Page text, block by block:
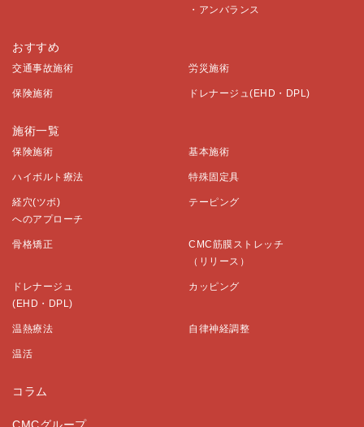
・アンバランス
おすすめ
交通事故施術 労災施術
保険施術 ドレナージュ(EHD・DPL)
施術一覧
保険施術 基本施術
ハイボルト療法 特殊固定具
経穴(ツボ)
へのアプローチ
テーピング
骨格矯正
CMC筋膜ストレッチ
（リリース）
ドレナージュ
(EHD・DPL)
カッピング
温熱療法 自律神経調整
温活
コラム